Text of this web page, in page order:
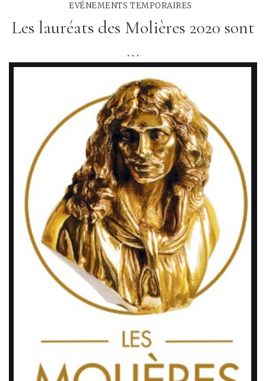
EVÉNEMENTS TEMPORAIRES
Les lauréats des Molières 2020 sont
...